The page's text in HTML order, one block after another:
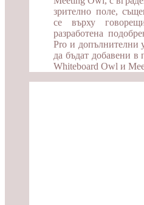
зрително поле,
се върху
разработена
Pro и допълнителни
да бъдат добавени в
Whiteboard Owl и